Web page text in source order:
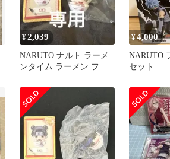
¥2,039
NARUTO ナルト ラーメ
ンタイム ラーメン フィ
¥4,000
NARUTO
セット